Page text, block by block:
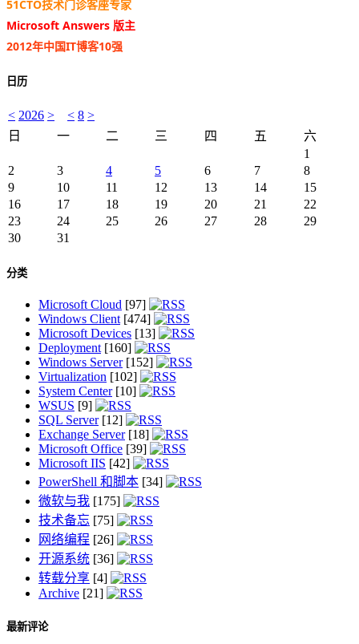
51CTO技术门诊客座专家
Microsoft Answers 版主
2012年中国IT博客10强
日历
< 2026 > < 8 >
日
一 二 三 四 五
六
1
2
3 4 5 6 7
8
9
10 11 12 13 14
15
16
17 18 19 20 21
22
23
24 25 26 27 28
29
30
31
分类
Microsoft Cloud [97]
Windows Client [474]
Microsoft Devices [13]
Deployment [160]
Windows Server[152]
Virtualization [102]
System Center[10]
WSUS [9]
SQL Server[12]
Exchange Server[18]
Microsoft Office [39]
Microsoft IIS [42]
PowerShell 和脚本 [34]
微软与我 [175]
技术备忘 [75]
网络编程 [26]
开源系统 [36]
转载分享 [4]
Archive [21]
最新评论